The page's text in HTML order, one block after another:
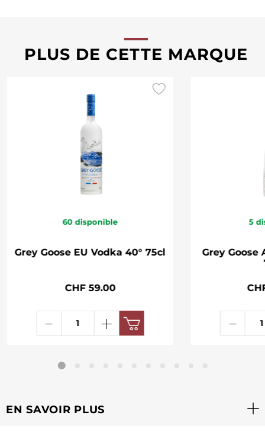
PLUS DE CETTE MARQUE
60 disponible
Grey Goose EU Vodka 40° 75cl
CHF 59.00
5
Grey Goose
EN SAVOIR PLUS